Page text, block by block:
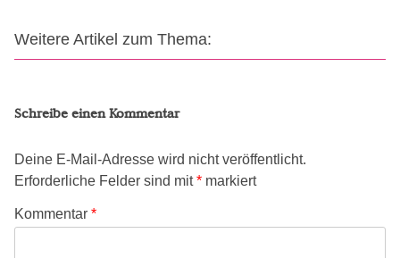
Weitere Artikel zum Thema:
Schreibe einen Kommentar
Deine E-Mail-Adresse wird nicht veröffentlicht.
Erforderliche Felder sind mit* markiert
Kommentar *